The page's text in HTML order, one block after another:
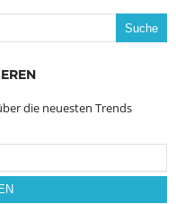
die neuesten Trends